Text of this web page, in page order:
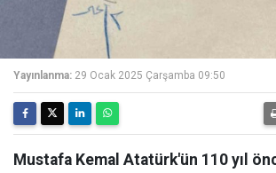
Yayınlanma: 29 Ocak 2025 Çarşamba 09:50
Mustafa Kemal Atatürk'ün 110 yıl